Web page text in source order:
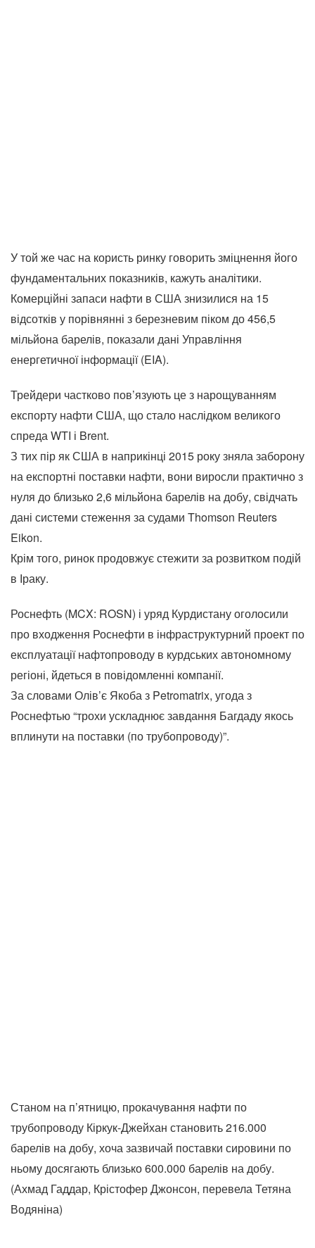
У той же час на користь ринку говорить зміцнення його
фундаментальних показників, кажуть аналітики.
Комерційні запаси нафти в США знизилися на 15
відсотків у порівнянні з березневим піком до 456,5
мільйона барелів, показали дані Управління
енергетичної інформації (EIA).
Трейдери частково пов’язують це з нарощуванням
експорту нафти США, що стало наслідком великого
спреда WTI і Brent.
З тих пір як США в наприкінці 2015 року зняла заборону
на експортні поставки нафти, вони виросли практично з
нуля до близько 2,6 мільйона барелів на добу, свідчать
дані системи стеження за судами Thomson Reuters
Eikon.
Крім того, ринок продовжує стежити за розвитком подій
в Іраку.
Роснефть (MCX: ROSN) і уряд Курдистану оголосили
про входження Роснефти в інфраструктурний проект по
експлуатації нафтопроводу в курдських автономному
регіоні, йдеться в повідомленні компанії.
За словами Олів’є Якоба з Petromatrix, угода з
Роснефтью “трохи ускладнює завдання Багдаду якось
вплинути на поставки (по трубопроводу)”.
Станом на п’ятницю, прокачування нафти по
трубопроводу Кіркук-Джейхан становить 216.000
барелів на добу, хоча зазвичай поставки сировини по
ньому досягають близько 600.000 барелів на добу.
(Ахмад Гаддар, Крістофер Джонсон, перевела Тетяна
Водяніна)